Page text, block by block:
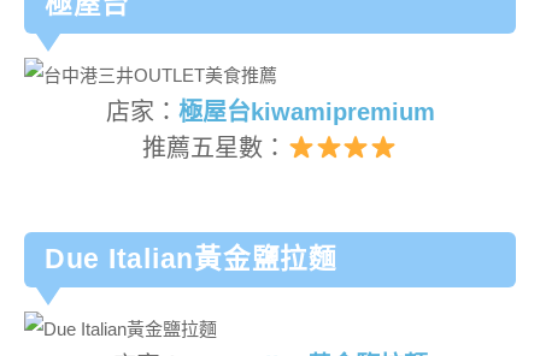
店家： 極屋台kiwamipremium
推薦五星數：
Due Italian黃金鹽拉麵